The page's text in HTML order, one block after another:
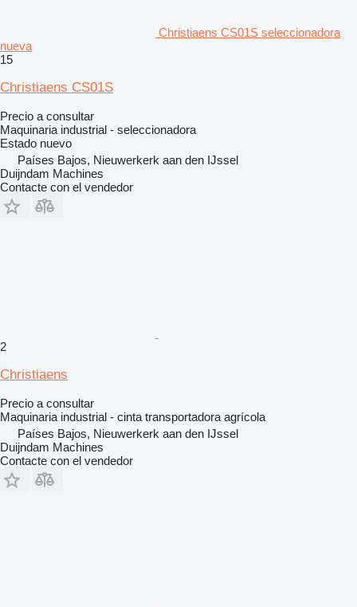
Christiaens CS01S seleccionadora
nueva
15
Christiaens CS01S
Precio a consultar
Maquinaria industrial - seleccionadora
Estado nuevo
Países Bajos, Nieuwerkerk aan den IJssel
Duijndam Machines
Contacte con el vendedor
2
Christiaens
Precio a consultar
Maquinaria industrial - cinta transportadora agrícola
Países Bajos, Nieuwerkerk aan den IJssel
Duijndam Machines
Contacte con el vendedor